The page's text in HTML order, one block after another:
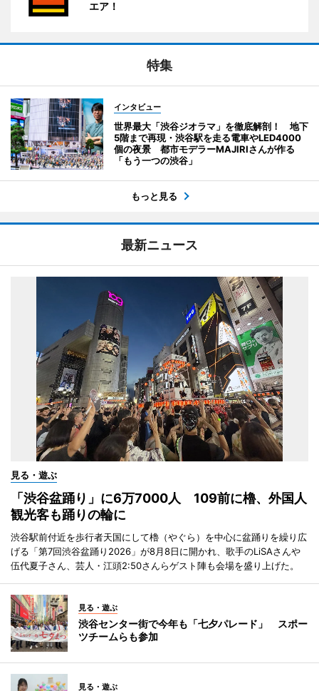
エア！
特集
インタビュー
世界最大「渋谷ジオラマ」を徹底解剖！ 地下
5階まで再現・渋谷駅を走る電車やLED4000
個の夜景 都市モデラーMAJIRIさんが作る
「もう一つの渋谷」
もっと見る
最新ニュース
見る・遊ぶ
「渋谷盆踊り」に6万7000人 109前に櫓、外国人
観光客も踊りの輪に
渋谷駅前付近を歩行者天国にして櫓（やぐら）を中心に盆踊りを繰り広
げる「第7回渋谷盆踊り2026」が8月8日に開かれ、歌手のLiSAさんや
伍代夏子さん、芸人・江頭2:50さんらゲスト陣も会場を盛り上げた。
見る・遊ぶ
渋谷センター街で今年も「七夕パレード」 スポー
ツチームらも参加
見る・遊ぶ